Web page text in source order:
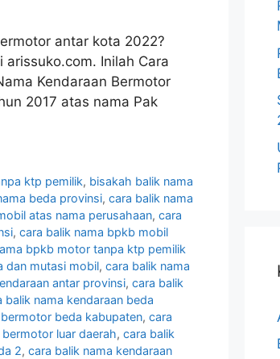
antar kota 2022?
Inilah Cara
Kendaraan Bermotor
2017 atas nama Pak
ktp pemilik, bisakah balik nama
beda provinsi, cara balik nama
atas nama perusahaan, cara
, cara balik nama bpkb mobil
bpkb motor tanpa ktp pemilik
dan mutasi mobil, cara balik nama
antar provinsi, cara balik
balik nama kendaraan beda
beda kabupaten, cara
luar daerah, cara balik
2, cara balik nama kendaraan